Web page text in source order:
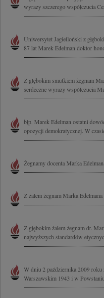
wyrazy szczerego współczucia
Uniwersytet Jagielloński z
87 lat Marek Edelman doktor
Z głębokim smutkiem żegnam
serdeczne wyrazy współczucia
błp. Marek Edelman ostatni
opozycji demokratycznej. W
Żegnamy docenta Marka
Z żalem żegnam Marka
Z głębokim żalem żegnam dr.
najwyższych standardów
W dniu 2 października 2009 roku
Warszawskim 1943 i w